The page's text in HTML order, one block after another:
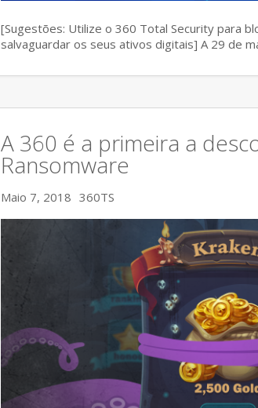
[Sugestões: Utilize o 360 Total Security para
salvaguardar os seus ativos digitais] A 29 de
A 360 é a primeira a
Ransomware
Maio 7, 2018 360TS